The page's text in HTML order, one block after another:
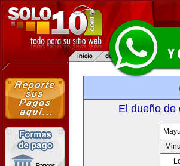
El dueño de